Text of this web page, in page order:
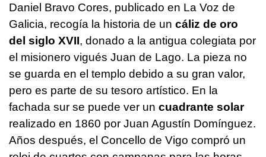
Daniel Bravo Cores, publicado en La Voz de
Galicia, recogía la historia de un cáliz de oro
del siglo XVII, donado a la antigua colegiata por
el misionero vigués Juan de Lago. La pieza no
se guarda en el templo debido a su gran valor,
pero es parte de su tesoro artístico. En la
fachada sur se puede ver un cuadrante solar
realizado en 1860 por Juan Agustín Domínguez.
Años después, el Concello de Vigo compró un